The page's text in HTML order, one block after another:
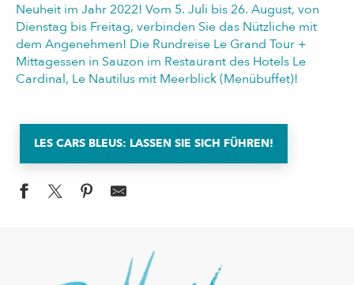
Neuheit im Jahr 2022! Vom 5. Juli bis 26. August, von
Dienstag bis Freitag, verbinden Sie das Nützliche mit
dem Angenehmen! Die Rundreise Le Grand Tour +
Mittagessen in Sauzon im Restaurant des Hotels Le
Cardinal, Le Nautilus mit Meerblick (Menübuffet)!
LES CARS BLEUS: LASSEN SIE SICH FÜHREN!